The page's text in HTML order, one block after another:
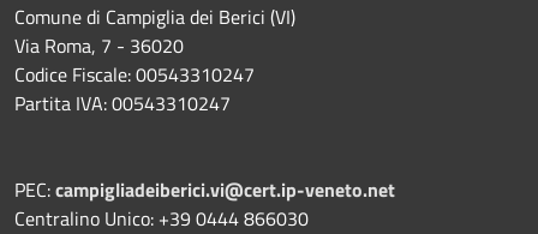
Comune di Campiglia dei Berici (VI)
Via Roma, 7 - 36020
Codice Fiscale: 00543310247
Partita IVA: 00543310247
PEC:campigliadeiberici.vi@cert.ip-veneto.net
Centralino Unico: +39 0444 866030